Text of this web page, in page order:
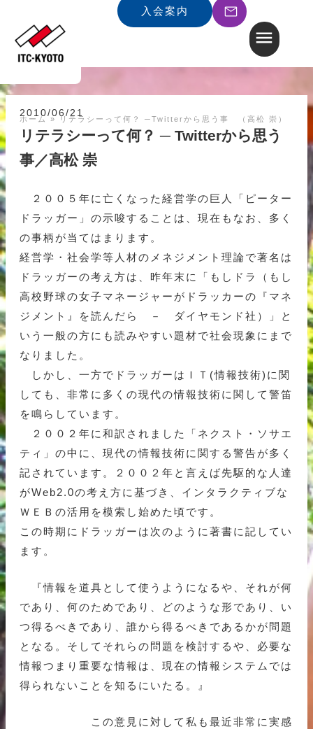
入会案内
ホーム » リテラシーって何？ ─Twitterから思う事 （高松 崇）
2010/06/21
リテラシーって何？ ─ Twitterから思う
事／高松 崇
２００５年に亡くなった経営学の巨人「ピーター
ドラッガー」の示唆することは、現在もなお、多く
の事柄が当てはまります。
経営学・社会学等人材のメネジメント理論で著名は
ドラッガーの考え方は、昨年末に「もしドラ（もし
高校野球の女子マネージャーがドラッカーの『マネ
ジメント』を読んだら － ダイヤモンド社）」と
いう一般の方にも読みやすい題材で社会現象にまで
なりました。
しかし、一方でドラッガーはＩＴ(情報技術)に関
しても、非常に多くの現代の情報技術に関して警笛
を鳴らしています。
２００２年に和訳されました「ネクスト・ソサエ
ティ」の中に、現代の情報技術に関する警告が多く
記されています。２００２年と言えば先駆的な人達
がWeb2.0の考え方に基づき、インタラクティブな
ＷＥＢの活用を模索し始めた頃です。
この時期にドラッガーは次のように著書に記してい
ます。
『情報を道具として使うようになるや、それが何
であり、何のためであり、どのような形であり、い
つ得るべきであり、誰から得るべきであるかが問題
となる。そしてそれらの問題を検討するや、必要な
情報つまり重要な情報は、現在の情報システムでは
得られないことを知るにいたる。』
この意見に対して私も最近非常に実感